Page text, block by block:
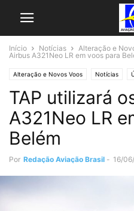
Início Notícias Alteração e
Airbus A321Neo LR em voos para
Alteração e Novos Voos Notícias
TAP utilizará
A321Neo LR
Belém
Por Redação Aviação Brasil - 16/